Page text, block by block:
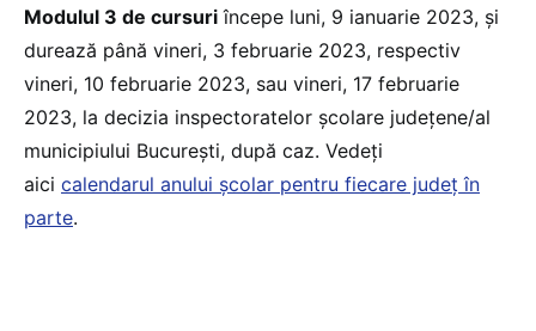
Modulul 3 de cursuri începe luni, 9 ianuarie 2023, și
durează până vineri, 3 februarie 2023, respectiv
vineri, 10 februarie 2023, sau vineri, 17 februarie
2023, la decizia inspectoratelor școlare județene/al
municipiului București, după caz. Vedeți
aici calendarul anului școlar pentru fiecare județ în
parte.